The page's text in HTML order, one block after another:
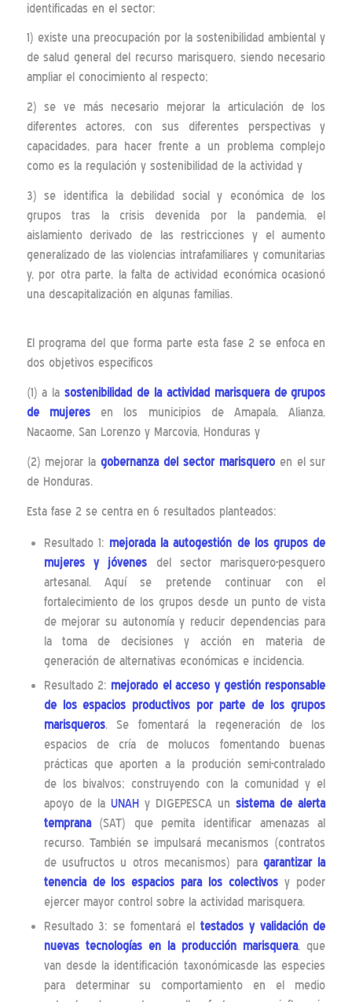
identificadas en el sector:
1) existe una preocupación por la sostenibilidad ambiental y
de salud general del recurso marisquero, siendo necesario
ampliar el conocimiento al respecto;
2) se ve más necesario mejorar la articulación de los
diferentes actores, con sus diferentes perspectivas y
capacidades, para hacer frente a un problema complejo
como es la regulación y sostenibilidad de la actividad y
3) se identifica la debilidad social y económica de los
grupos tras la crisis devenida por la pandemia, el
aislamiento derivado de las restricciones y el aumento
generalizado de las violencias intrafamiliares y comunitarias
y, por otra parte, la falta de actividad económica ocasionó
una descapitalización en algunas familias.
El programa del que forma parte esta fase 2 se enfoca en
dos objetivos especificos
(1) a lasostenibilidad de la actividad marisquera de grupos
de mujeresen los municipios de Amapala, Alianza,
Nacaome, San Lorenzo y Marcovia, Honduras y
(2) mejorar lagobernanza del sector marisqueroen el sur
de Honduras.
Esta fase 2 se centra en 6 resultados planteados:
Resultado 1: mejorada la autogestión de los grupos de
mujeres y jóvenes del sector marisquero-pesquero
artesanal. Aquí se pretende continuar con el
fortalecimiento de los grupos desde un punto de vista
de mejorar su autonomía y reducir dependencias para
la toma de decisiones y acción en materia de
generación de alternativas económicas e incidencia.
Resultado 2: mejorado el acceso y gestión responsable
de los espacios productivos por parte de los grupos
marisqueros. Se fomentará la regeneración de los
espacios de cría de molucos fomentando buenas
prácticas que aporten a la produción semi-contralado
de los bivalvos; construyendo con la comunidad y el
apoyo de la UNAHy DIGEPESCA unsistema de alerta
temprana(SAT) que pemita identificar amenazas al
recurso. También se impulsará mecanismos (contratos
de usufructos u otros mecanismos) para garantizar la
tenencia de los espacios para los colectivos y poder
ejercer mayor control sobre la actividad marisquera.
Resultado 3: se fomentará el testados y validación de
nuevas tecnologías en la producción marisquera, que
van desde la identificación taxonómicasde las especies
para determinar su comportamiento en el medio